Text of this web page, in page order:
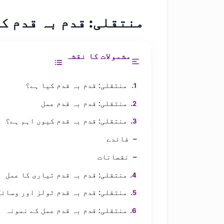
منتقلی: قدم بہ قدم
مشمولات کا نقشہ
منتقلی: قدم بہ قدم کیا ہے؟
منتقلی: قدم بہ قدم عمل
منتقلی: قدم بہ قدم کیوں اہم ہے؟
فائدے
نقصانات
منتقلی: قدم بہ قدم تیاری کا عمل
منتقلی: قدم بہ قدم ٹولز اور
منتقلی: قدم بہ قدم عمل کے نمونہ